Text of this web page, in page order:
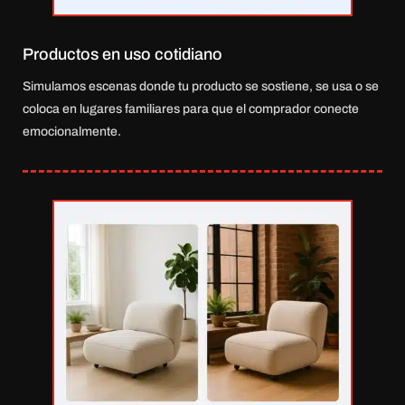
Productos en uso cotidiano
Simulamos escenas donde tu producto se sostiene, se usa o se
coloca en lugares familiares para que el comprador conecte
emocionalmente.